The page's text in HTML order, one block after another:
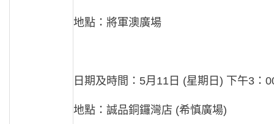
地點：將軍澳廣場
日期及時間：5月11日 (星期日) 下午3：
地點：誠品銅鑼灣店 (希慎廣場)